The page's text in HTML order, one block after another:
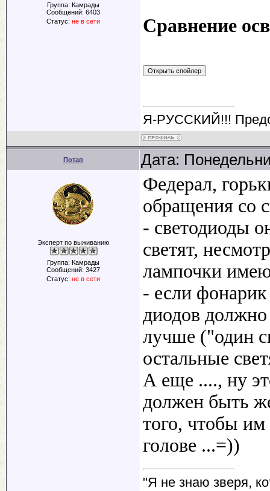
Группа: Камрады
Сообщений: 6403
Статус: не в сети Сравнение
Я-РУССКИЙ!!!
Потап Дата:
Эксперт по выживанию
Группа: Камрады
Сообщений: 3427
Статус: не в сети
Федерал,
обращения со
- светодиоды
светят,
лампочки
- если
диодов
лучше ("один
остальные
А еще ...., ну
должен быть
того, чтобы им
голове ...=))
"Я не знаю зверя,